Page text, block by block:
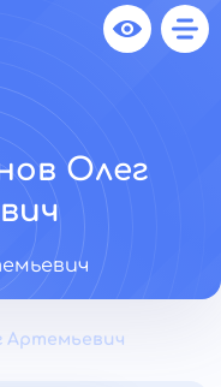
Олег
Артемьевич